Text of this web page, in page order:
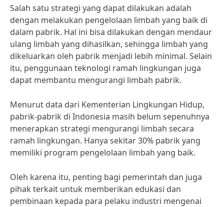
Salah satu strategi yang dapat dilakukan adalah
dengan melakukan pengelolaan limbah yang baik di
dalam pabrik. Hal ini bisa dilakukan dengan mendaur
ulang limbah yang dihasilkan, sehingga limbah yang
dikeluarkan oleh pabrik menjadi lebih minimal. Selain
itu, penggunaan teknologi ramah lingkungan juga
dapat membantu mengurangi limbah pabrik.
Menurut data dari Kementerian Lingkungan Hidup,
pabrik-pabrik di Indonesia masih belum sepenuhnya
menerapkan strategi mengurangi limbah secara
ramah lingkungan. Hanya sekitar 30% pabrik yang
memiliki program pengelolaan limbah yang baik.
Oleh karena itu, penting bagi pemerintah dan juga
pihak terkait untuk memberikan edukasi dan
pembinaan kepada para pelaku industri mengenai